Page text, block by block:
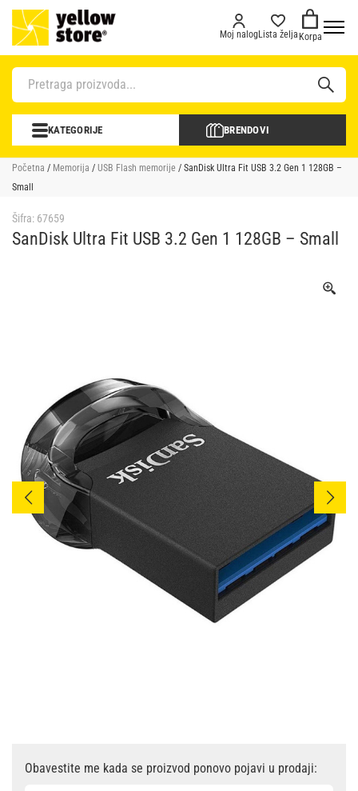
Moj nalogLista želja Korpa
KATEGORIJE BRENDOVI
Početna / Memorija / USB Flash memorije / SanDisk Ultra Fit USB 3.2 Gen 1 128GB –
Small
Šifra: 67659
SanDisk Ultra Fit USB 3.2 Gen 1 128GB – Small
Obavestite me kada se proizvod ponovo pojavi u prodaji: